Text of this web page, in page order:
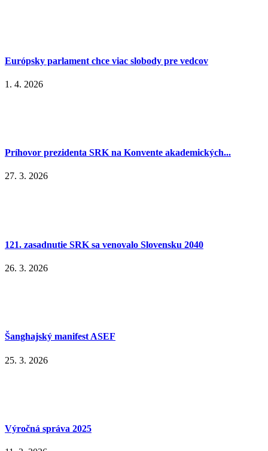
Európsky parlament chce viac slobody pre vedcov
1. 4. 2026
Príhovor prezidenta SRK na Konvente akademických...
27. 3. 2026
121. zasadnutie SRK sa venovalo Slovensku 2040
26. 3. 2026
Šanghajský manifest ASEF
25. 3. 2026
Výročná správa 2025